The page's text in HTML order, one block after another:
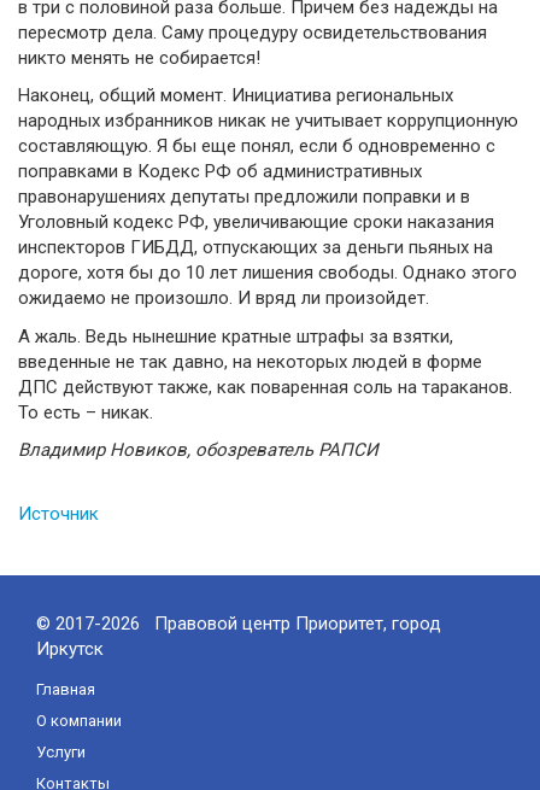
в три с половиной раза больше. Причем без надежды на
пересмотр дела. Саму процедуру освидетельствования
никто менять не собирается!
Наконец, общий момент. Инициатива региональных
народных избранников никак не учитывает коррупционную
составляющую. Я бы еще понял, если б одновременно с
поправками в Кодекс РФ об административных
правонарушениях депутаты предложили поправки и в
Уголовный кодекс РФ, увеличивающие сроки наказания
инспекторов ГИБДД, отпускающих за деньги пьяных на
дороге, хотя бы до 10 лет лишения свободы. Однако этого
ожидаемо не произошло. И вряд ли произойдет.
А жаль. Ведь нынешние кратные штрафы за взятки,
введенные не так давно, на некоторых людей в форме
ДПС действуют также, как поваренная соль на тараканов.
То есть – никак.
Владимир Новиков, обозреватель РАПСИ
Источник
© 2017-2026 Правовой центр Приоритет, город
Иркутск
Главная
О компании
Услуги
Контакты